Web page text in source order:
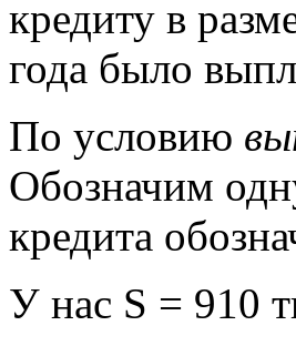
кредиту в
года было
По условию
Обозначим
кредита
У нас S = 910